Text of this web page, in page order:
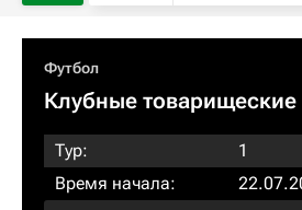
Футбол
Клубные товарищеские
Тур:
1
Время начала: